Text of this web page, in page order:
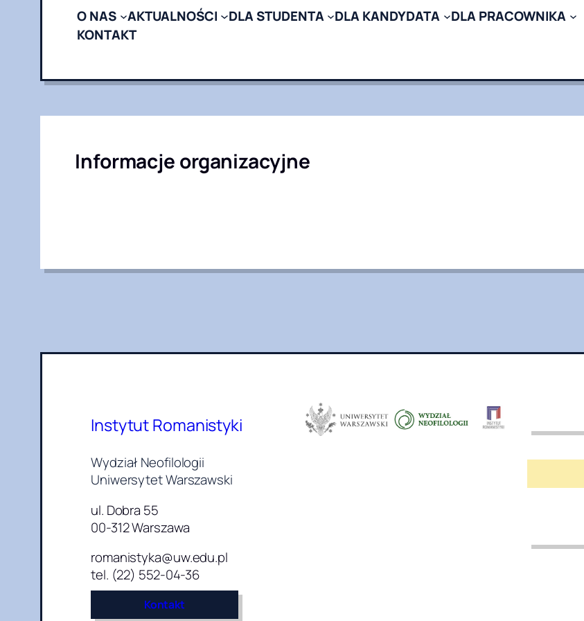
O NAS AKTUALNOŚCI DLA STUDENTA DLA KANDYDATA
DLA PRACOWNIKA
KONTAKT
Informacje organizacyjne
Instytut Romanistyki
Wydział Neofilologii
Uniwersytet Warszawski
ul. Dobra 55
00-312 Warszawa
romanistyka@uw.edu.pl
tel. (22) 552-04-36
Kontakt